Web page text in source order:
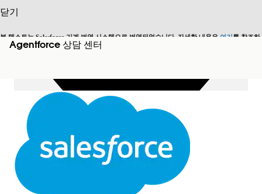
닫기
본 텍스트는 Salesforce 기계 번역 시스템으로 번역되었습니다. 자세한 내용은 여기를 참조하
세요.
영어로 전환 지금 안 함
닫기
Agentforce 상담 센터